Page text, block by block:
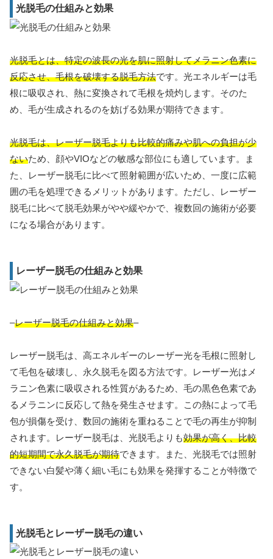
光脱毛の仕組みと効果
光脱毛とは、特定の波長の光を肌に照射してメラニン色素に
反応させ、毛根を破壊する脱毛方法です。光エネルギーは毛
根に吸収され、熱に変換されて毛根を焼灼します。そのた
め、毛が生成されるのを妨げる効果が期待できます。
光脱毛は、レーザー脱毛よりも比較的痛みや肌への負担が少
ないため、顔やVIOなどの敏感な部位にも適しています。ま
た、レーザー脱毛に比べて照射範囲が広いため、一度に広範
囲の毛を処理できるメリットがあります。ただし、レーザー
脱毛に比べて脱毛効果がやや緩やかで、複数回の施術が必要
になる場合があります。
レーザー脱毛の仕組みと効果
–レーザー脱毛の仕組みと効果–
レーザー脱毛は、高エネルギーのレーザー光を毛根に照射し
て毛包を破壊し、永久脱毛を図る方法です。レーザー光はメ
ラニン色素に吸収される性質があるため、毛の黒色色素であ
るメラニンに反応して熱を発生させます。この熱によって毛
包が損傷を受け、数回の施術を重ねることで毛の再生が抑制
されます。レーザー脱毛は、光脱毛よりも効果が高く、比較
的短期間で永久脱毛が期待できます。また、光脱毛では照射
できない白髪や薄く細い毛にも効果を発揮することが特徴で
す。
光脱毛とレーザー脱毛の違い